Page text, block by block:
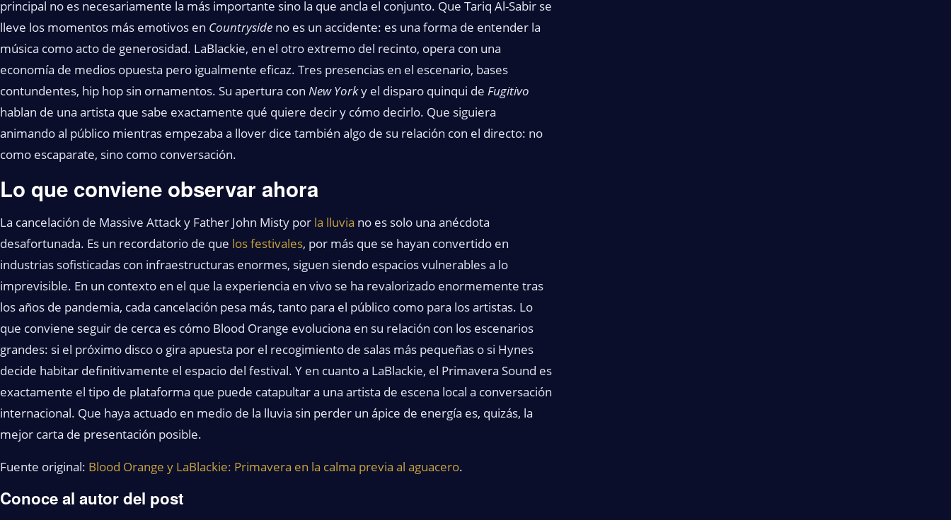
principal no es necesariamente la más importante sino la que ancla el conjunto. Que Tariq Al-Sabir se
lleve los momentos más emotivos en Countryside no es un accidente: es una forma de entender la
música como acto de generosidad. LaBlackie, en el otro extremo del recinto, opera con una
economía de medios opuesta pero igualmente eficaz. Tres presencias en el escenario, bases
contundentes, hip hop sin ornamentos. Su apertura con New Yorky el disparo quinqui de Fugitivo
hablan de una artista que sabe exactamente qué quiere decir y cómo decirlo. Que siguiera
animando al público mientras empezaba a llover dice también algo de su relación con el directo: no
como escaparate, sino como conversación.
Lo que conviene observar ahora
La cancelación de Massive Attack y Father John Misty por la lluvia no es solo una anécdota
desafortunada. Es un recordatorio de que los festivales, por más que se hayan convertido en
industrias sofisticadas con infraestructuras enormes, siguen siendo espacios vulnerables a lo
imprevisible. En un contexto en el que la experiencia en vivo se ha revalorizado enormemente tras
los años de pandemia, cada cancelación pesa más, tanto para el público como para los artistas. Lo
que conviene seguir de cerca es cómo Blood Orange evoluciona en su relación con los escenarios
grandes: si el próximo disco o gira apuesta por el recogimiento de salas más pequeñas o si Hynes
decide habitar definitivamente el espacio del festival. Y en cuanto a LaBlackie, el Primavera Sound es
exactamente el tipo de plataforma que puede catapultar a una artista de escena local a conversación
internacional. Que haya actuado en medio de la lluvia sin perder un ápice de energía es, quizás, la
mejor carta de presentación posible.
Fuente original: Blood Orange y LaBlackie: Primavera en la calma previa al aguacero.
Conoce al autor del post